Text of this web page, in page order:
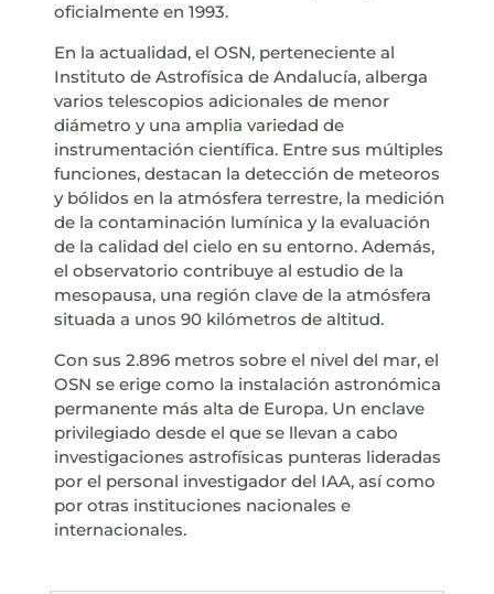
oficialmente en 1993.
En la actualidad, el OSN, perteneciente al
Instituto de Astrofísica de Andalucía, alberga
varios telescopios adicionales de menor
diámetro y una amplia variedad de
instrumentación científica. Entre sus múltiples
funciones, destacan la detección de meteoros
y bólidos en la atmósfera terrestre, la medición
de la contaminación lumínica y la evaluación
de la calidad del cielo en su entorno. Además,
el observatorio contribuye al estudio de la
mesopausa, una región clave de la atmósfera
situada a unos 90 kilómetros de altitud.
Con sus 2.896 metros sobre el nivel del mar, el
OSN se erige como la instalación astronómica
permanente más alta de Europa. Un enclave
privilegiado desde el que se llevan a cabo
investigaciones astrofísicas punteras lideradas
por el personal investigador del IAA, así como
por otras instituciones nacionales e
internacionales.